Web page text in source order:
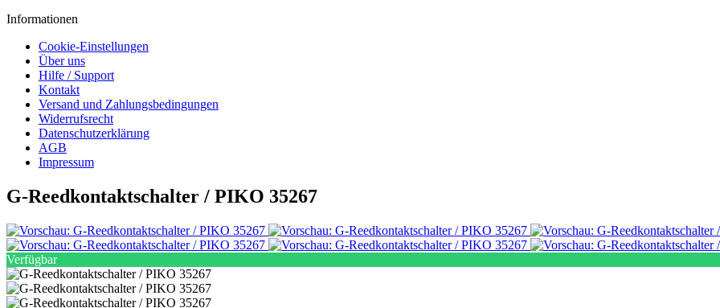
Informationen
Cookie-Einstellungen
Über uns
Hilfe / Support
Kontakt
Versand und Zahlungsbedingungen
Widerrufsrecht
Datenschutzerklärung
AGB
Impressum
G-Reedkontaktschalter / PIKO 35267
Verfügbar